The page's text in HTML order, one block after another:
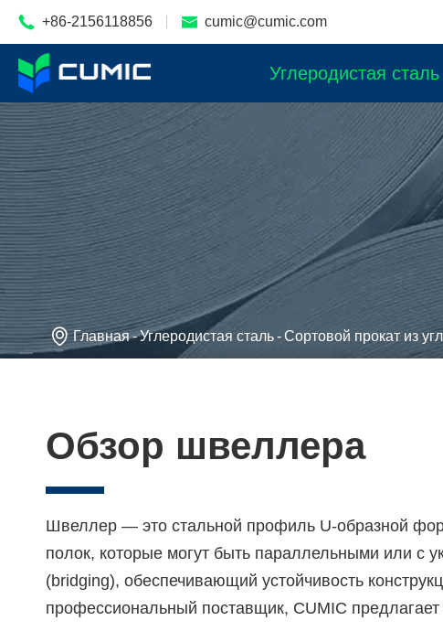
 +86-2156118856  cumic@cumic.com
Углеродистая сталь
Главная Углеродистая сталь Сортовой прокат из
Обзор швеллера
Швеллер — это стальной профиль U-образной
полок, которые могут быть параллельными или с
(bridging), обеспечивающий устойчивость
профессиональный поставщик, CUMIC